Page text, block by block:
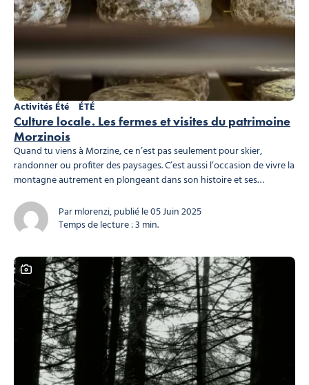
Culture locale. Les fermes et visites du patrimoine
Morzinois
Activités Été ÉTÉ
Quand tu viens à Morzine, ce n’est pas seulement pour skier,
randonner ou profiter des paysages. C’est aussi l’occasion de vivre la
montagne autrement en plongeant dans son histoire et ses
quotidien. Ici, le patrimoine est bien vivant. Il se sent, se...
Par mlorenzi, publié le 05 Juin 2025
Temps de lecture : 3 min.
Ce contenu contient une galerie photo